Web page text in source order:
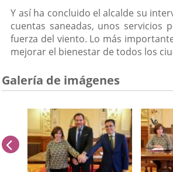
Y así ha concluido el alcalde su
cuentas saneadas, unos servicios
fuerza del viento. Lo más
mejorar el bienestar de todos los
Galería de imágenes
anterior